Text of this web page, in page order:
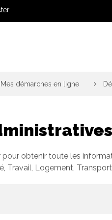
Mes démarches en ligne
obtenir toute les
Travail, Logement,